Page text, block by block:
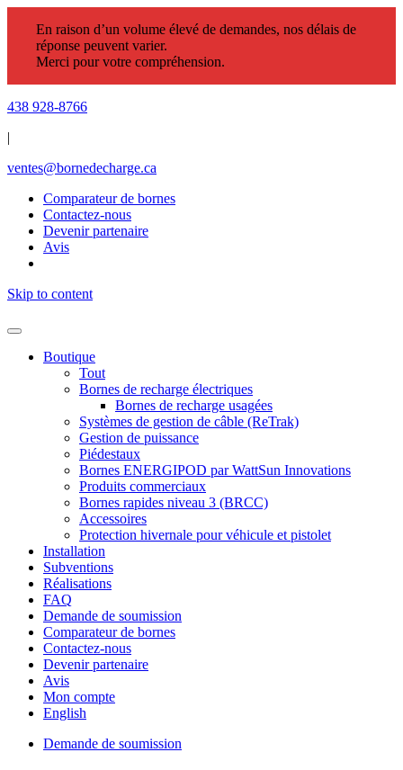
En raison d’un volume élevé de demandes, nos délais de
réponse peuvent varier.
Merci pour votre compréhension.
438 928-8766
|
ventes@bornedecharge.ca
Comparateur de bornes
Contactez-nous
Devenir partenaire
Avis
Skip to content
Boutique
Tout
Bornes de recharge électriques
Bornes de recharge usagées
Systèmes de gestion de câble (ReTrak)
Gestion de puissance
Piédestaux
Bornes ENERGIPOD par WattSun Innovations
Produits commerciaux
Bornes rapides niveau 3 (BRCC)
Accessoires
Protection hivernale pour véhicule et pistolet
Installation
Subventions
Réalisations
FAQ
Demande de soumission
Comparateur de bornes
Contactez-nous
Devenir partenaire
Avis
Mon compte
English
Demande de soumission